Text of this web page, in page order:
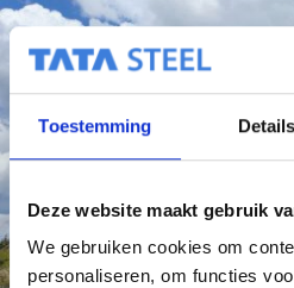
Toestemming Details
Deze website maakt gebruik
We gebruiken cookies om
personaliseren, om functies